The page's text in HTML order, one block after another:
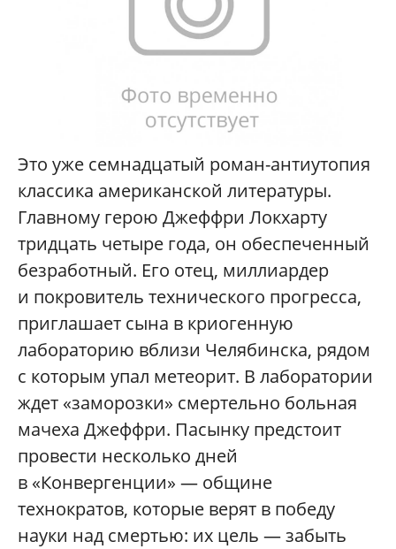
Это уже семнадцатый роман-антиутопия
классика американской литературы.
Главному герою Джеффри Локхарту
тридцать четыре года, он обеспеченный
безработный. Его отец, миллиардер
и покровитель технического прогресса,
приглашает сына в криогенную
лабораторию вблизи Челябинска, рядом
с которым упал метеорит. В лаборатории
ждет «заморозки» смертельно больная
мачеха Джеффри. Пасынку предстоит
провести несколько дней
в «Конвергенции» — общине
технократов, которые верят в победу
науки над смертью: их цель — забыть